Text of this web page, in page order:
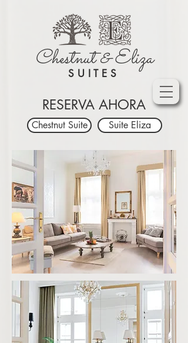
Chestnut & Eliza
SUITES
RESERVA AHORA
Suite Eliza
Chestnut Suite